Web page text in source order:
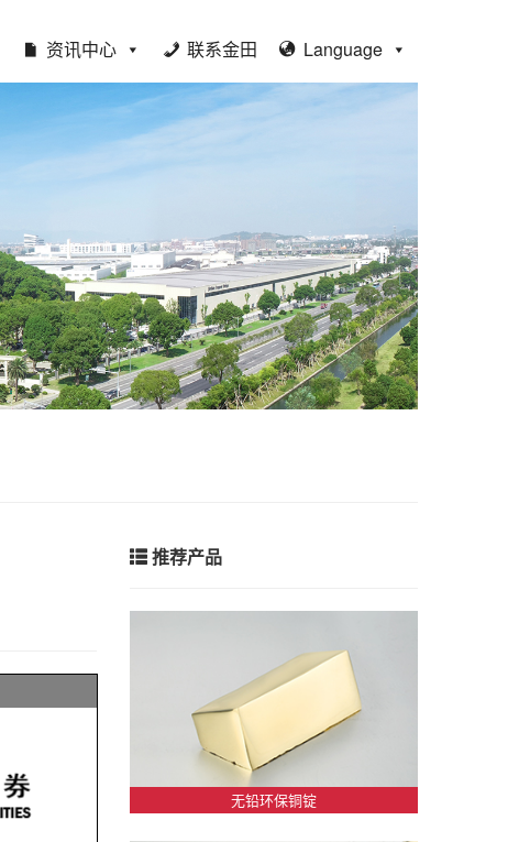
资讯中心 联系金田 Language
推荐产品
无铅环保铜锭